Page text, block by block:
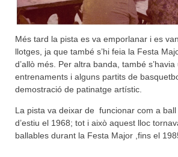
Més tard la pista es va emporlanar i es
llotges, ja que també s’hi feia la Festa
d’allò més. Per altra banda, també
entrenaments i alguns partits de
demostració de patinatge artístic.
La pista va deixar de funcionar com a
d’estiu el 1968; tot i això aquest lloc
ballables durant la Festa Major ,fins el